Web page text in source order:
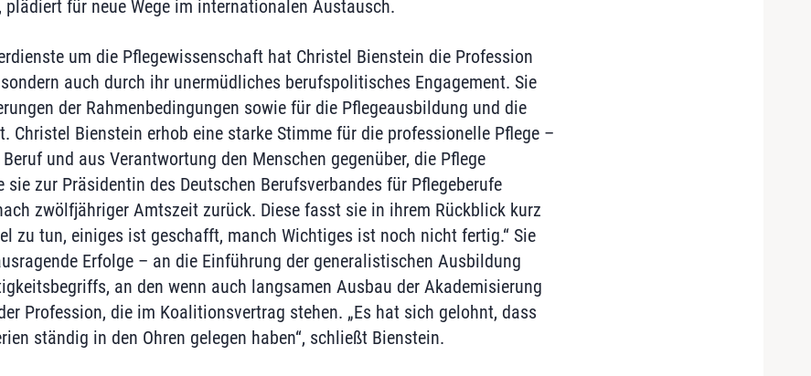
plädiert für neue Wege im internationalen Austausch.
um die Pflegewissenschaft hat Christel Bienstein die Profession
auch durch ihr unermüdliches berufspolitisches Engagement. Sie
der Rahmenbedingungen sowie für die Pflegeausbildung und die
Christel Bienstein erhob eine starke Stimme für die professionelle Pflege –
und aus Verantwortung den Menschen gegenüber, die Pflege
sie zur Präsidentin des Deutschen Berufsverbandes für Pflegeberufe
zwölfjähriger Amtszeit zurück. Diese fasst sie in ihrem Rückblick kurz
zu tun, einiges ist geschafft, manch Wichtiges ist noch nicht fertig.“ Sie
Erfolge – an die Einführung der generalistischen Ausbildung
an den wenn auch langsamen Ausbau der Akademisierung
Profession, die im Koalitionsvertrag stehen. „Es hat sich gelohnt, dass
ständig in den Ohren gelegen haben“, schließt Bienstein.